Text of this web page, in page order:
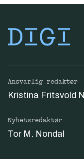
Ansvarlig redaktør
Kristina Fritsvold
Nyhetsredaktør
Tor M. Nondal